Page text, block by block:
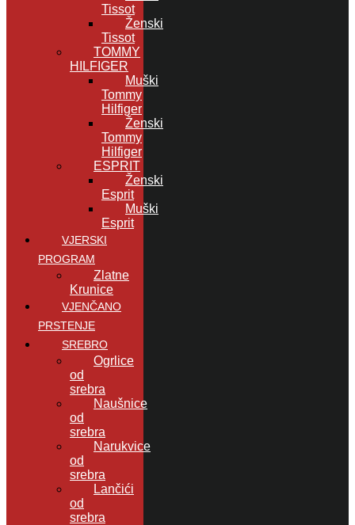
Tissot
Ženski
Tissot
TOMMY
HILFIGER
Muški
Tommy
Hilfiger
Ženski
Tommy
Hilfiger
ESPRIT
Ženski
Esprit
Muški
Esprit
VJERSKI
PROGRAM
Zlatne
Krunice
VJENČANO
PRSTENJE
SREBRO
Ogrlice
od
srebra
Naušnice
od
srebra
Narukvice
od
srebra
Lančići
od
srebra